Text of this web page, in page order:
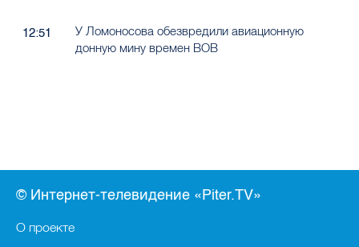
12:51
У Ломоносова обезвредили авиационную
донную мину времен ВОВ
© Интернет-телевидение «Piter.TV»
О проекте